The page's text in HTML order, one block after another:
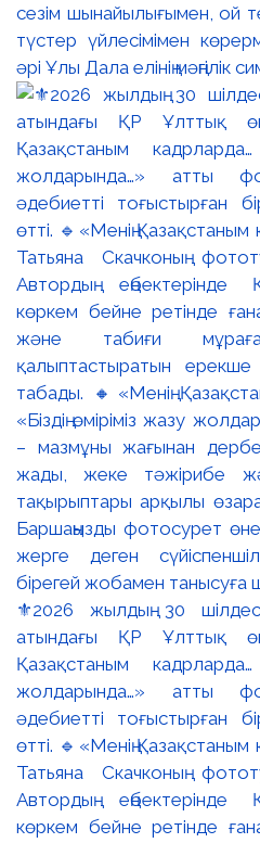
сезім шынайылығымен, ой
түстер үйлесімімен
әрі Ұлы Дала елінің
⚜️2026 жылдың 30
атындағы ҚР Ұлттық
Қазақстаным
жолдарында…» атты
әдебиетті тоғыстырған
өтті. 🔹«Менің
Татьяна Скачконың
Автордың еңбектерінде
көркем бейне ретінде